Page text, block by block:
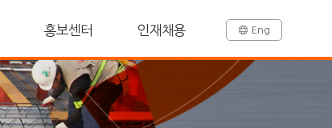
Eng
홍보센터 인재채용